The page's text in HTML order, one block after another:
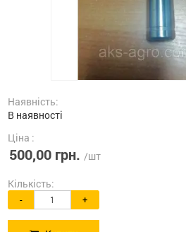
Наявність:
В наявності
Ціна :
500,00 грн. /шт
Кількість:
- +